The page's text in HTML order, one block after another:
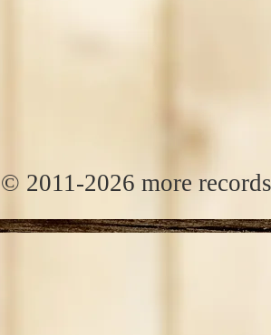
2011-2026 more